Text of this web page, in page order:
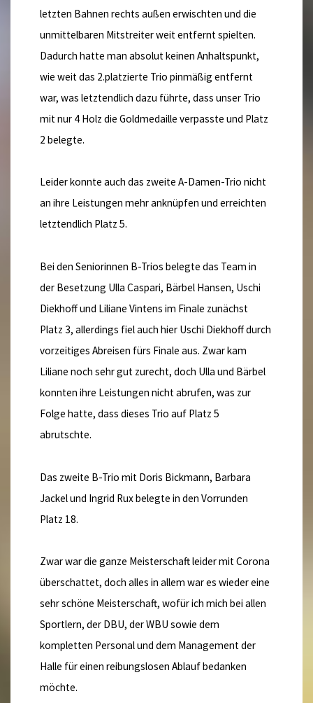
letzten Bahnen rechts außen erwischten und die
unmittelbaren Mitstreiter weit entfernt spielten.
Dadurch hatte man absolut keinen Anhaltspunkt,
wie weit das 2.platzierte Trio pinmäßig entfernt
war, was letztendlich dazu führte, dass unser Trio
mit nur 4 Holz die Goldmedaille verpasste und Platz
2 belegte.
Leider konnte auch das zweite A-Damen-Trio nicht
an ihre Leistungen mehr anknüpfen und erreichten
letztendlich Platz 5.
Bei den Seniorinnen B-Trios belegte das Team in
der Besetzung Ulla Caspari, Bärbel Hansen, Uschi
Diekhoff und Liliane Vintens im Finale zunächst
Platz 3, allerdings fiel auch hier Uschi Diekhoff durch
vorzeitiges Abreisen fürs Finale aus. Zwar kam
Liliane noch sehr gut zurecht, doch Ulla und Bärbel
konnten ihre Leistungen nicht abrufen, was zur
Folge hatte, dass dieses Trio auf Platz 5
abrutschte.
Das zweite B-Trio mit Doris Bickmann, Barbara
Jackel und Ingrid Rux belegte in den Vorrunden
Platz 18.
Zwar war die ganze Meisterschaft leider mit Corona
überschattet, doch alles in allem war es wieder eine
sehr schöne Meisterschaft, wofür ich mich bei allen
Sportlern, der DBU, der WBU sowie dem
kompletten Personal und dem Management der
Halle für einen reibungslosen Ablauf bedanken
möchte.